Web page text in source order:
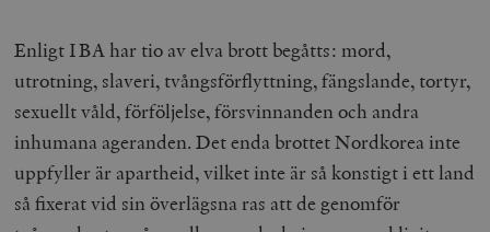
Enligt IBA har tio av elva brott begåtts: mord,
utrotning, slaveri, tvångsförflyttning, fängslande, tortyr,
sexuellt våld, förföljelse, försvinnanden och andra
inhumana ageranden. Det enda brottet Nordkorea inte
uppfyller är apartheid, vilket inte är så konstigt i ett land
så fixerat vid sin överlägsna ras att de genomför